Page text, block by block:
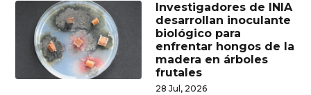
Investigadores de INIA
desarrollan inoculante
biológico para
enfrentar hongos de la
madera en árboles
frutales
28 Jul, 2026